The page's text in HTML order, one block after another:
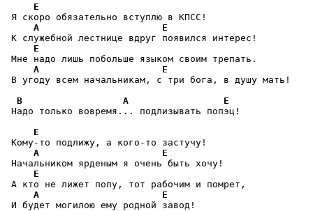
E
Я скоро обязательно вступлю в КПСС!
A
E
К служебной лестнице вдруг появился интерес!
E
Мне надо лишь побольше языком своим трепать.
A
E
В угоду всем начальникам, с три бога, в душу мать!
B
A
E
Надо только вовремя... подлизывать попэц!
E
Кому-то подлижу, а кого-то застучу!
A
E
Начальником ярденым я очень быть хочу!
E
А кто не лижет попу, тот рабочим и помрет,
A
E
И будет могилою ему родной завод!